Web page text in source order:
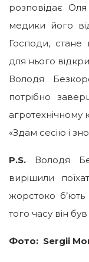
розповідає
медики його
Господи, стане
для нього
Володя
потрібно
агротехнічному
«Здам сесію і
P.S. Володя
вирішили
жорстоко
того часу він
Фото: Sergii